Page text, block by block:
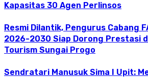
Kapasitas 30 Agen Perlinsos
Resmi Dilantik, Pengurus Cabang
2026-2030 Siap Dorong Prestasi
Tourism Sungai Progo
Sendratari Manusuk Sima I Upit: